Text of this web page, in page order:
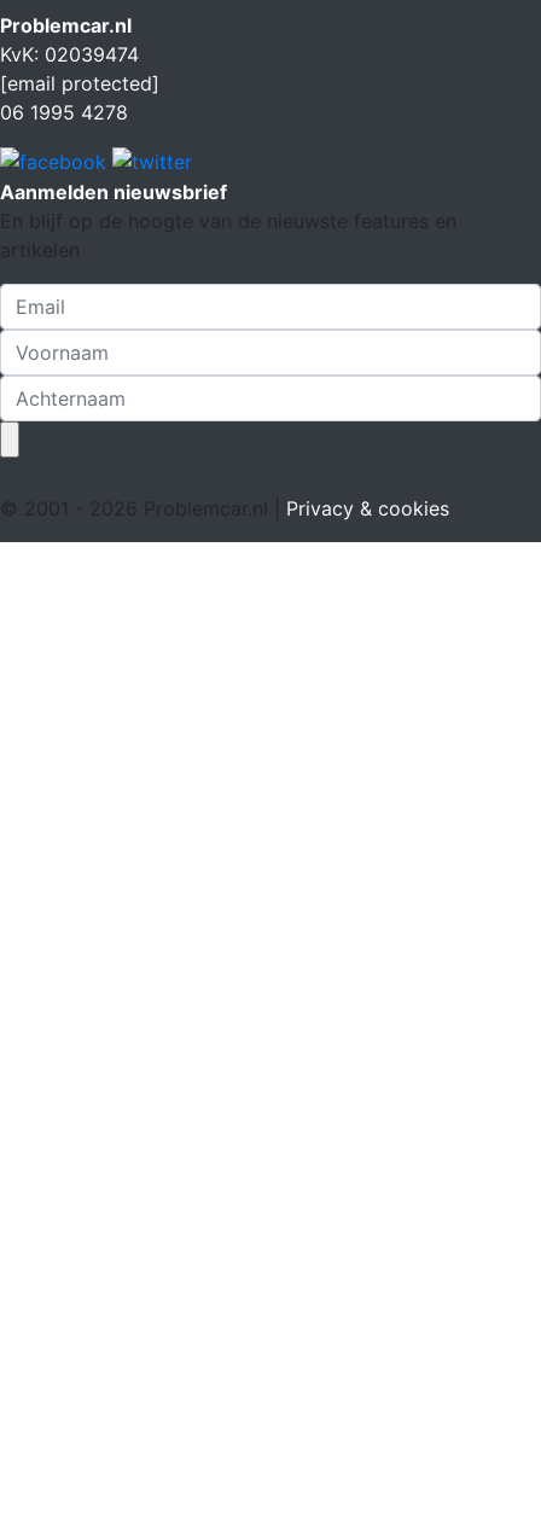
Problemcar.nl
KvK: 02039474
[email protected]
06 1995 4278
Aanmelden nieuwsbrief
En blijf op de hoogte van de nieuwste features en
artikelen
© 2001 - 2026 Problemcar.nl | Privacy & cookies